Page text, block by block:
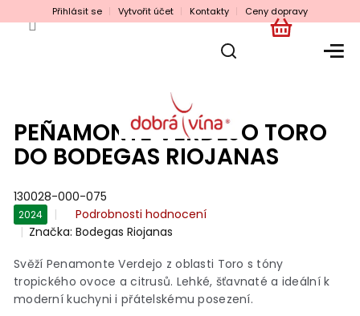
na
Přihlásit se Vytvořit účet Kontakty Ceny dopravy
NÁKUPNÍ
PEÑAMONTE VERDEJO TORO
DO BODEGAS RIOJANAS
130028-000-075
2024
Průměrné
hodnocení
produktu
je
z
5
Podrobnosti hodnocení
Značka:Bodegas Riojanas
Svěží Penamonte Verdejo z oblasti Toro s tóny
tropického ovoce a citrusů. Lehké, šťavnaté a ideální k
moderní kuchyni i přátelskému posezení.